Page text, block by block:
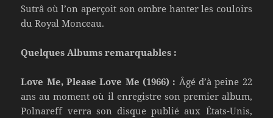
Sutrâ où l’on aperçoit son ombre hanter les couloirs
du Royal Monceau.
Quelques Albums remarquables :
Love Me, Please Love Me (1966) : Âgé d’à peine 22
ans au moment où il enregistre son premier album,
Polnareff verra son disque publié aux États-Unis,